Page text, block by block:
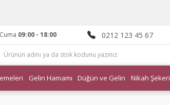
09:00 - 18:00 0212 123 45 67
Gelin Hamamı Düğün ve Gelin Nikah Şekeri